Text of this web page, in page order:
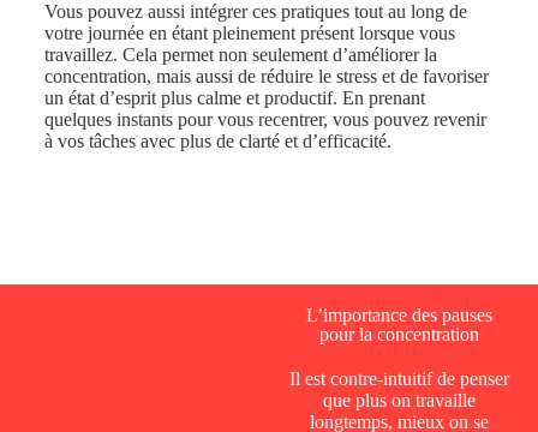
Vous pouvez aussi intégrer ces pratiques tout au long de
votre journée en étant pleinement présent lorsque vous
travaillez. Cela permet non seulement d’améliorer la
concentration, mais aussi de réduire le stress et de favoriser
un état d’esprit plus calme et productif. En prenant
quelques instants pour vous recentrer, vous pouvez revenir
à vos tâches avec plus de clarté et d’efficacité.
L’importance des pauses
pour la concentration
Il est contre-intuitif de penser
que plus on travaille
longtemps, mieux on se